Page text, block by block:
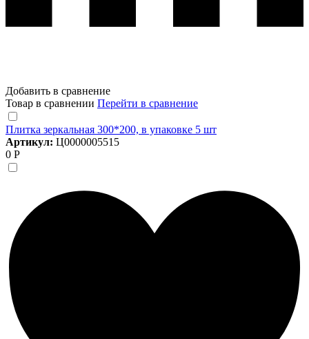
Добавить в сравнение
Товар в сравнении Перейти в сравнение
Плитка зеркальная 300*200, в упаковке 5 шт
Артикул: Ц0000005515
0 Р